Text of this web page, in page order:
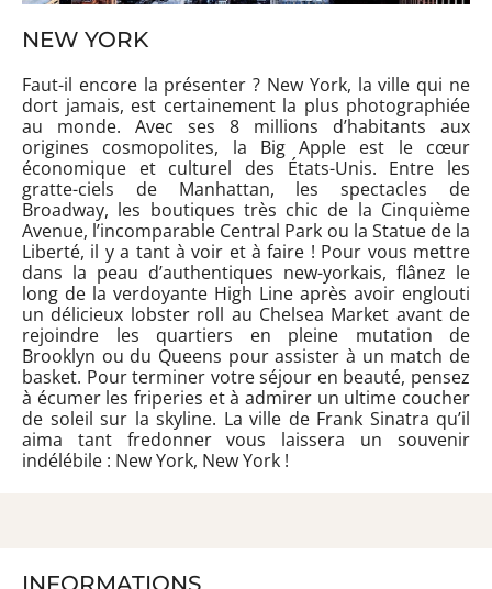
NEW YORK
Faut-il encore la présenter ? New York, la ville qui ne
dort jamais, est certainement la plus photographiée
au monde. Avec ses 8 millions d’habitants aux
origines cosmopolites, la Big Apple est le cœur
économique et culturel des États-Unis. Entre les
gratte-ciels de Manhattan, les spectacles de
Broadway, les boutiques très chic de la Cinquième
Avenue, l’incomparable Central Park ou la Statue de la
Liberté, il y a tant à voir et à faire ! Pour vous mettre
dans la peau d’authentiques new-yorkais, flânez le
long de la verdoyante High Line après avoir englouti
un délicieux lobster roll au Chelsea Market avant de
rejoindre les quartiers en pleine mutation de
Brooklyn ou du Queens pour assister à un match de
basket. Pour terminer votre séjour en beauté, pensez
à écumer les friperies et à admirer un ultime coucher
de soleil sur la skyline. La ville de Frank Sinatra qu’il
aima tant fredonner vous laissera un souvenir
indélébile : New York, New York !
INFORMATIONS